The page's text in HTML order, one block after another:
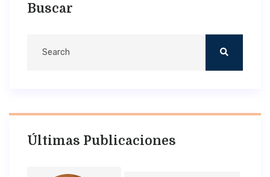
Buscar
Últimas Publicaciones